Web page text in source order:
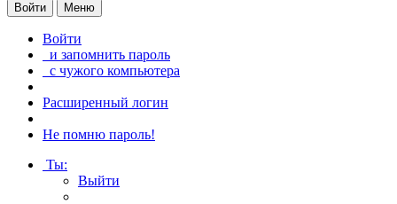
Войти Меню
Войти
и запомнить пароль
с чужого компьютера
Расширенный логин
Не помню пароль!
Ты:
Выйти